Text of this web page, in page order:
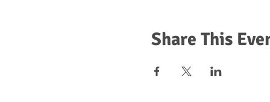
Share This